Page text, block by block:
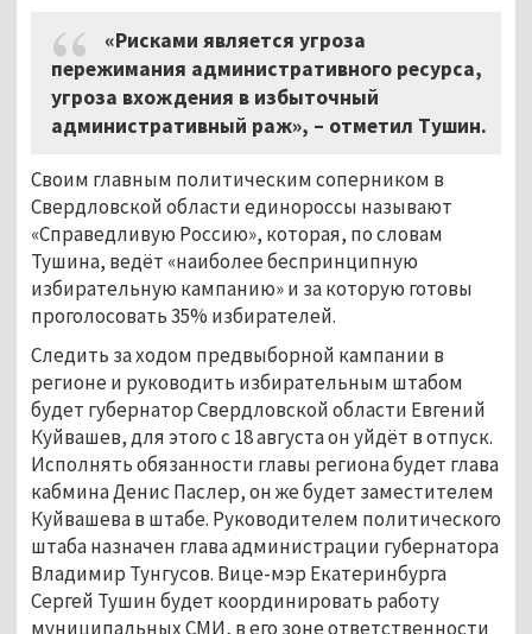
«Рисками является угроза
пережимания административного ресурса,
угроза вхождения в избыточный
административный раж», – отметил Тушин.
Своим главным политическим соперником в
Свердловской области единороссы называют
«Справедливую Россию», которая, по словам
Тушина, ведёт «наиболее беспринципную
избирательную кампанию» и за которую готовы
проголосовать 35% избирателей.
Следить за ходом предвыборной кампании в
регионе и руководить избирательным штабом
будет губернатор Свердловской области Евгений
Куйвашев, для этого с 18 августа он уйдёт в отпуск.
Исполнять обязанности главы региона будет глава
кабмина Денис Паслер, он же будет заместителем
Куйвашева в штабе. Руководителем политического
штаба назначен глава администрации губернатора
Владимир Тунгусов. Вице-мэр Екатеринбурга
Сергей Тушин будет координировать работу
муниципальных СМИ, в его зоне ответственности